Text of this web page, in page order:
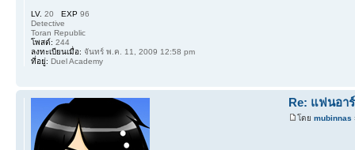
LV. 20 EXP 96
Detective
Toran Republic
โพสต์: 244
ลงทะเบียนเมื่อ: จันทร์ พ.ค. 11, 2009 12:58 pm
ที่อยู่: Duel Academy
Re: แฟนอา
โดย mubinnas